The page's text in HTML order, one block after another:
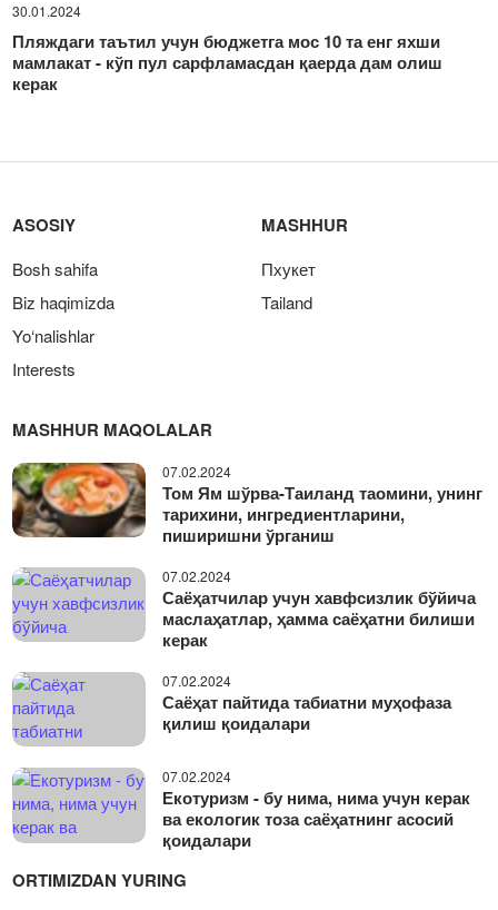
30.01.2024
Пляждаги таътил учун бюджетга мос 10 та енг яхши
мамлакат - кўп пул сарфламасдан қаерда дам олиш
керак
ASOSIY
Bosh sahifa
Biz haqimizda
Yo‘nalishlar
Interests
MASHHUR
Пхукет
Tailand
MASHHUR MAQOLALAR
07.02.2024
Том Ям шўрва-Таиланд таомини, унинг
тарихини, ингредиентларини,
пиширишни ўрганиш
07.02.2024
Саёҳатчилар учун хавфсизлик бўйича
маслаҳатлар, ҳамма саёҳатни билиши
керак
07.02.2024
Саёҳат пайтида табиатни муҳофаза
қилиш қоидалари
07.02.2024
Екотуризм - бу нима, нима учун керак
ва екологик тоза саёҳатнинг асосий
қоидалари
ORTIMIZDAN YURING